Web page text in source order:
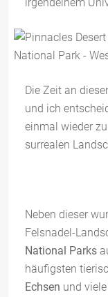
Die Zeit an
und ich
einmal wieder
surrealen
Neben dieser
Felsnadel-
National Parks
häufigsten
Echsen und viele